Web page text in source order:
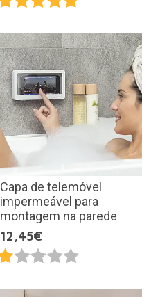
Capa de telemóvel
impermeável para
montagem na parede
12,45€